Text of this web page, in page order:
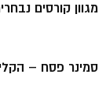
מגוון קורסים
סמינר פסח –